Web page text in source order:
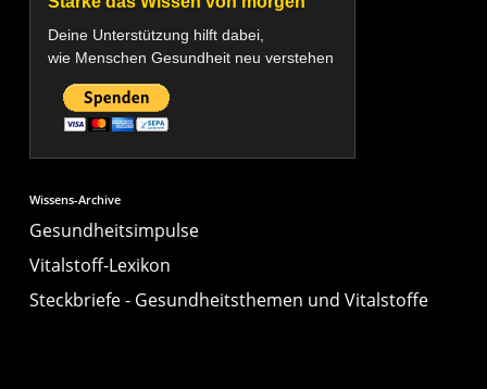
Deine Unterstützung hilft dabei,
wie Menschen Gesundheit neu verstehen
Wissens-Archive
Gesundheitsimpulse
Vitalstoff-Lexikon
Steckbriefe - Gesundheitsthemen und Vitalstoffe